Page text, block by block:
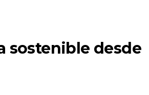
sostenible desde